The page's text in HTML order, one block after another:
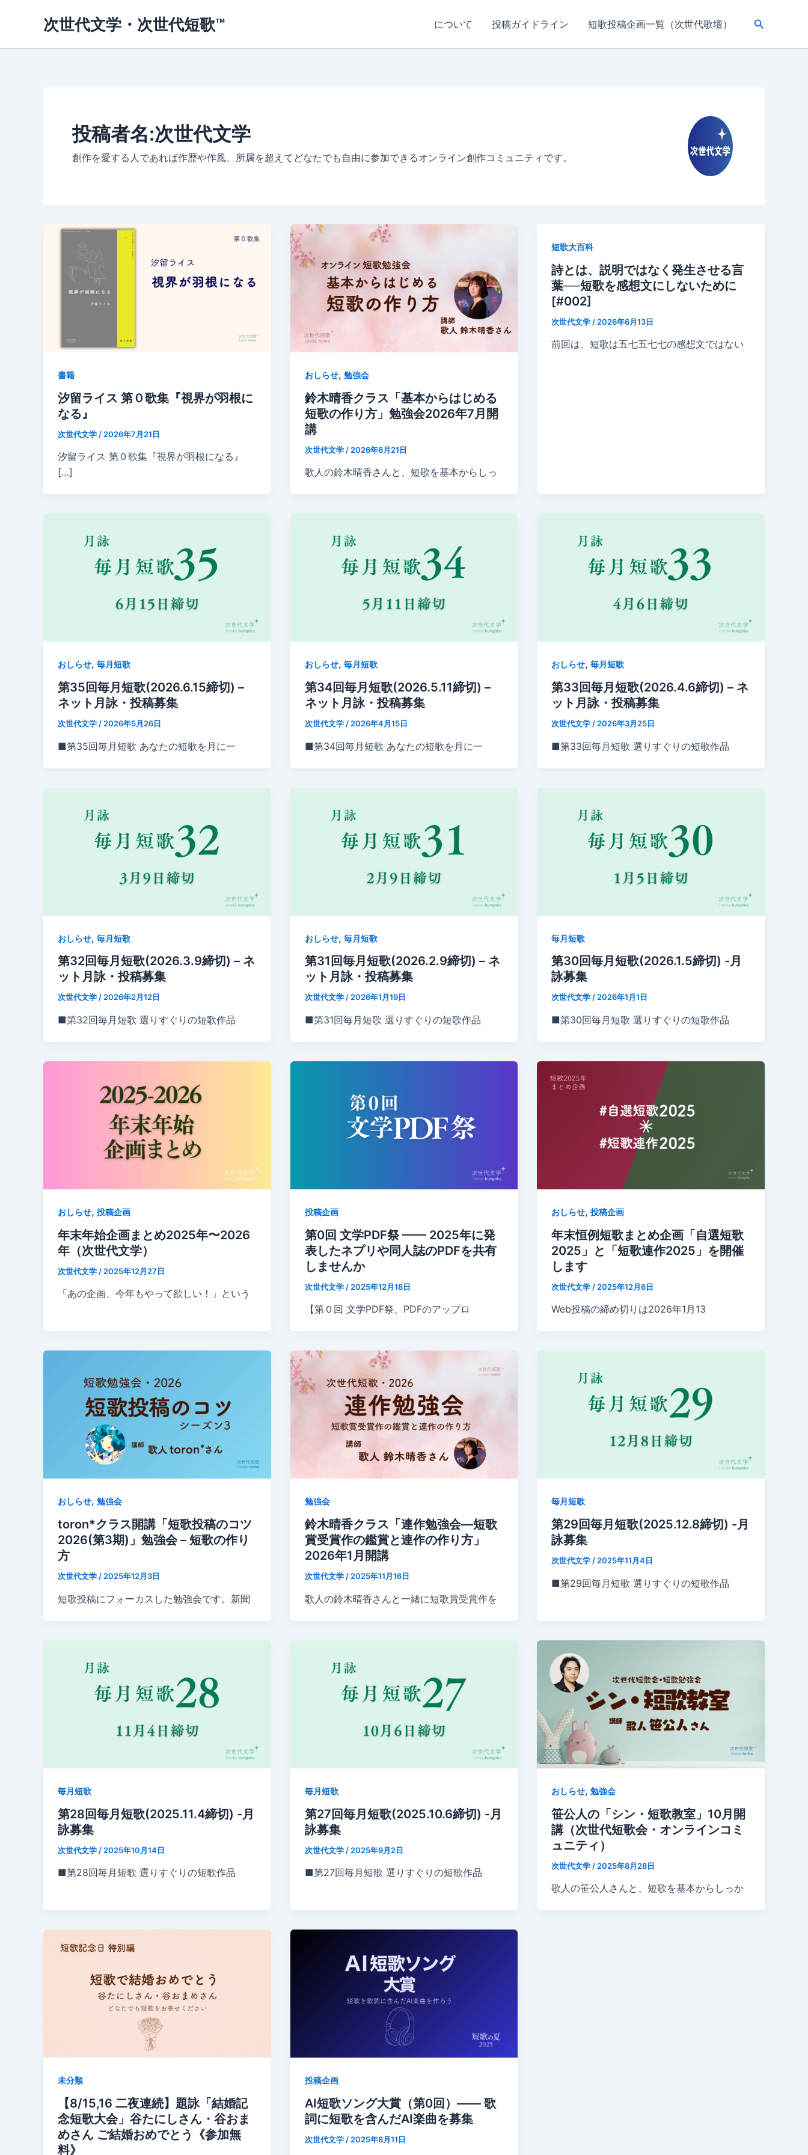
次世代文学・次世代短歌™ について 投稿ガイドライン 短歌投稿企画一覧（次世代歌壇）
検
投稿者名:次世代文学
創作を愛する人であれば作歴や作風、所属を超えてどなたでも自由に参加できるオンライン創作コミュニティです。
書籍
汐留ライス 第０歌集『視界が羽根に
なる』
次世代文学 / 2026年7月21日
汐留ライス 第０歌集『視界が羽根になる』
[…]
おしらせ, 勉強会
鈴木晴香クラス「基本からはじめる
短歌の作り方」勉強会2026年7月開
講
次世代文学 / 2026年6月21日
歌人の鈴木晴香さんと、短歌を基本からしっ
短歌大百科
詩とは、説明ではなく発生させる言
葉──短歌を感想文にしないために
[#002]
次世代文学 / 2026年6月13日
前回は、短歌は五七五七七の感想文ではない
おしらせ, 毎月短歌
第35回毎月短歌(2026.6.15締切) –
ネット月詠・投稿募集
次世代文学 / 2026年5月26日
■第35回毎月短歌 あなたの短歌を月に一
おしらせ, 毎月短歌
第34回毎月短歌(2026.5.11締切) –
ネット月詠・投稿募集
次世代文学 / 2026年4月15日
■第34回毎月短歌 あなたの短歌を月に一
おしらせ,毎月短歌
第33回毎月短歌(2026.4.6締切) – ネ
ット月詠・投稿募集
次世代文学 / 2026年3月25日
■第33回毎月短歌 選りすぐりの短歌作品
おしらせ, 毎月短歌
第32回毎月短歌(2026.3.9締切) – ネ
ット月詠・投稿募集
次世代文学/2026年2月12日
■第32回毎月短歌 選りすぐりの短歌作品
おしらせ, 毎月短歌
第31回毎月短歌(2026.2.9締切) – ネ
ット月詠・投稿募集
次世代文学/2026年1月19日
■第31回毎月短歌 選りすぐりの短歌作品
毎月短歌
第30回毎月短歌(2026.1.5締切) -月
詠募集
次世代文学/2026年1月1日
■第30回毎月短歌 選りすぐりの短歌作品
おしらせ, 投稿企画
年末年始企画まとめ2025年〜2026
年（次世代文学）
次世代文学 / 2025年12月27日
「あの企画、今年もやって欲しい！」という
投稿企画
第0回 文学PDF祭 —— 2025年に発
表したネプリや同人誌のPDFを共有
しませんか
次世代文学 / 2025年12月18日
【第０回 文学PDF祭、PDFのアップロ
おしらせ,投稿企画
年末恒例短歌まとめ企画「自選短歌
2025」と「短歌連作2025」を開催
します
次世代文学 / 2025年12月6日
Web投稿の締め切りは2026年1月13
おしらせ, 勉強会
toron*クラス開講「短歌投稿のコツ
2026(第3期)」勉強会 – 短歌の作り
方
次世代文学/2025年12月3日
短歌投稿にフォーカスした勉強会です。新聞
勉強会
鈴木晴香クラス「連作勉強会—短歌
賞受賞作の鑑賞と連作の作り方」
2026年1月開講
次世代文学/2025年11月16日
歌人の鈴木晴香さんと一緒に短歌賞受賞作を
毎月短歌
第29回毎月短歌(2025.12.8締切) -月
詠募集
次世代文学/2025年11月4日
■第29回毎月短歌 選りすぐりの短歌作品
毎月短歌
第28回毎月短歌(2025.11.4締切) -月
詠募集
次世代文学 / 2025年10月14日
■第28回毎月短歌 選りすぐりの短歌作品
毎月短歌
第27回毎月短歌(2025.10.6締切) -月
詠募集
次世代文学 / 2025年9月2日
■第27回毎月短歌 選りすぐりの短歌作品
おしらせ,勉強会
笹公人の「シン・短歌教室」10月開
講（次世代短歌会・オンラインコミ
ュニティ）
次世代文学 / 2025年8月28日
歌人の笹公人さんと、短歌を基本からしっか
未分類
【8/15,16 二夜連続】題詠「結婚記
念短歌大会」谷たにしさん・谷おま
めさん ご結婚おめでとう《参加無
料》
投稿企画
AI短歌ソング大賞（第0回）—— 歌
詞に短歌を含んだAI楽曲を募集
次世代文学 / 2025年8月11日